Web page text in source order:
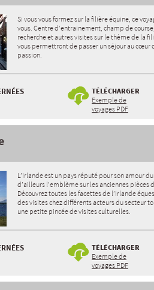
Si vous vous formez sur la filière équine, ce
vous. Centre d’entrainement, champ de
recherche et autres visites sur le thème de la
vous permettront de passer un séjour au cœur
passion.
TÉLÉCHARGER
Exemple de
voyages PDF
L’Irlande est un pays réputé pour son amour
d’ailleurs l’emblème sur les anciennes pièces
Découvrez toutes les facettes de l’Irlande
des visites chez différents acteurs du secteur
une petite pincée de visites culturelles.
TÉLÉCHARGER
Exemple de
voyages PDF